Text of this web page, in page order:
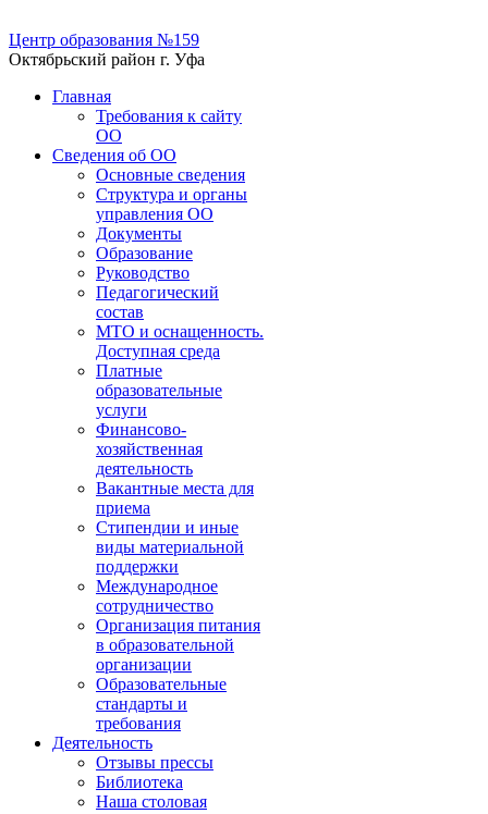
Центр образования №159
Октябрьский район г. Уфа
Главная
Требования к сайту
ОО
Сведения об ОО
Основные сведения
Структура и органы
управления ОО
Документы
Образование
Руководство
Педагогический
состав
МТО и оснащенность.
Доступная среда
Платные
образовательные
услуги
Финансово-
хозяйственная
деятельность
Вакантные места для
приема
Стипендии и иные
виды материальной
поддержки
Международное
сотрудничество
Организация питания
в образовательной
организации
Образовательные
стандарты и
требования
Деятельность
Отзывы прессы
Библиотека
Наша столовая